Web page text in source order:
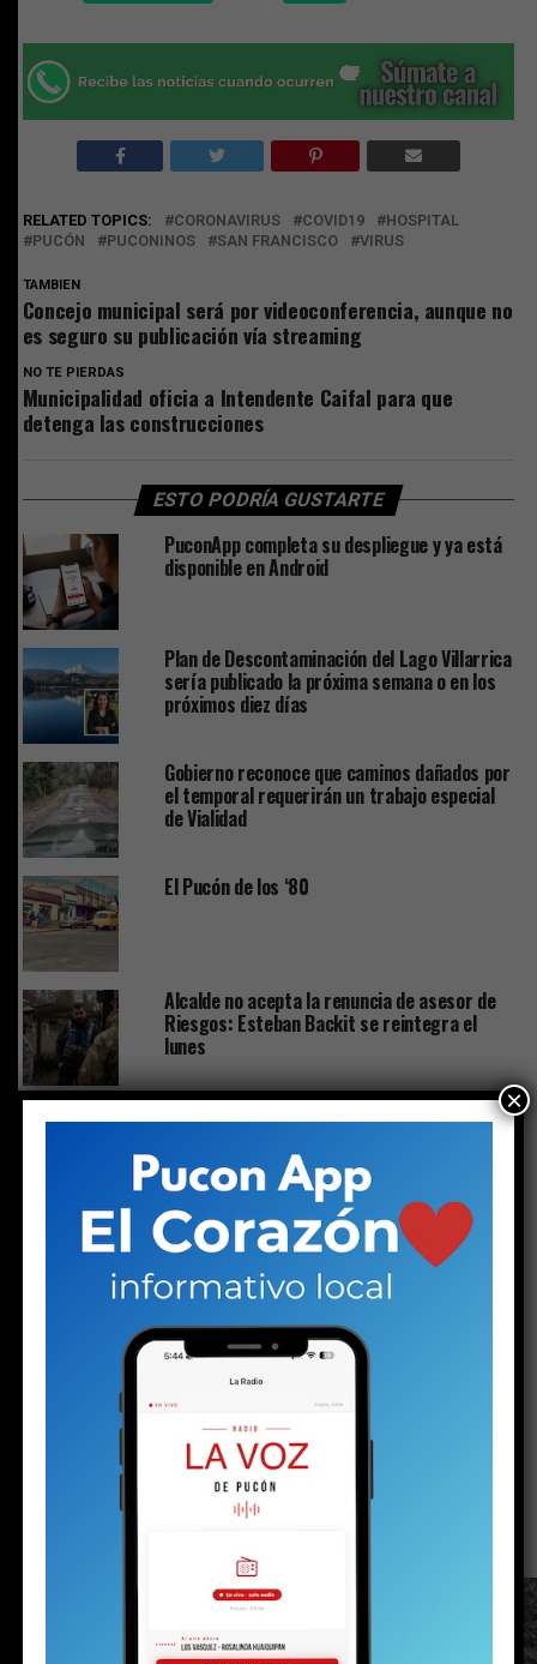
RELATED TOPICS: CORONAVIRUS COVID19
HOSPITAL
PUCÓN
PUCONINOS SAN FRANCISCO VIRUS
TAMBIEN
Concejo municipal será por videoconferencia, aunque no
es seguro su publicación vía streaming
NO TE PIERDAS
Municipalidad oficia a Intendente Caifal para que
detenga las construcciones
ESTO PODRÍA GUSTARTE
PuconApp completa su despliegue y ya está
disponible en Android
Plan de Descontaminación del Lago Villarrica
sería publicado la próxima semana o en los
próximos diez días
Gobierno reconoce que caminos dañados por
el temporal requerirán un trabajo especial
de Vialidad
El Pucón de los ‘80
Alcalde no acepta la renuncia de asesor de
Riesgos: Esteban Backit se reintegra el
lunes
CLICK TO COMMENT
Luego de la nevada viene el viento:
el invierno no da tregua en Pucón
×